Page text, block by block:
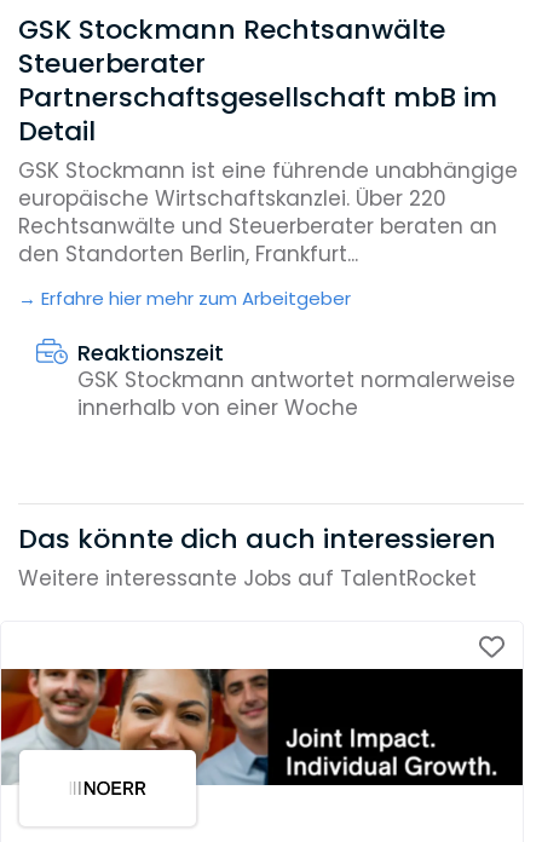
GSK Stockmann Rechtsanwälte
Steuerberater
Partnerschaftsgesellschaft mbB im
Detail
GSK Stockmann ist eine führende unabhängige
europäische Wirtschaftskanzlei. Über 220
Rechtsanwälte und Steuerberater beraten an
den Standorten Berlin, Frankfurt...
Erfahre hier mehr zum Arbeitgeber
Reaktionszeit
GSK Stockmann antwortet normalerweise
innerhalb von einer Woche
Das könnte dich auch interessieren
Weitere interessante Jobs auf TalentRocket